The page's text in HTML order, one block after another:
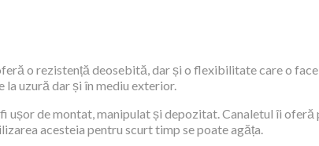
o rezistență deosebită, dar și o flexibilitate care o
uzură dar și în mediu exterior.
ușor de montat, manipulat și depozitat. Canaletul îi
acesteia pentru scurt timp se poate agăța.